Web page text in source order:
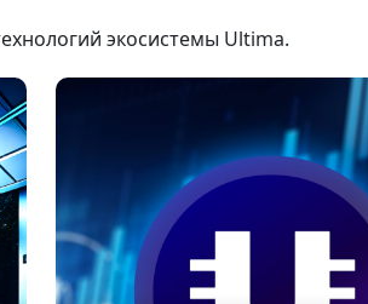
экосистемы Ultima.